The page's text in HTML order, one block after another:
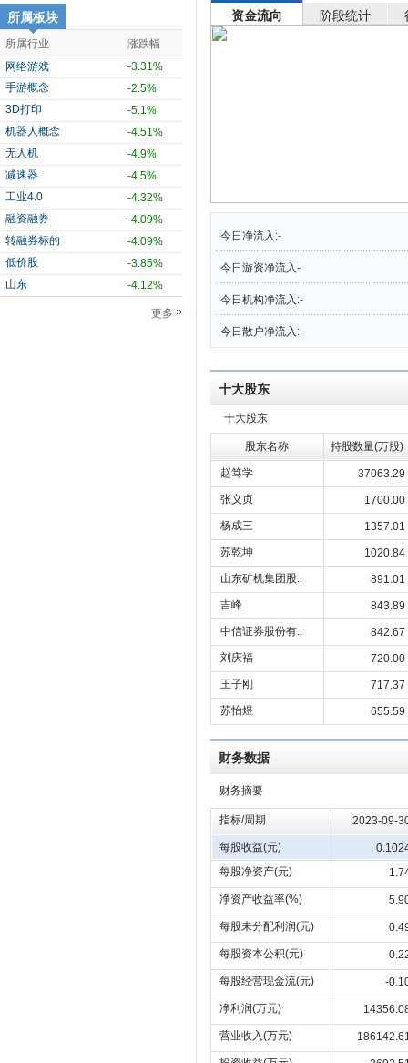
所属板块
所属行业
涨跌幅
网络游戏
-3.31%
手游概念
-2.5%
3D打印
-5.1%
机器人概念
-4.51%
无人机
-4.9%
减速器
-4.5%
工业4.0
-4.32%
融资融券
-4.09%
转融券标的
-4.09%
低价股
-3.85%
山东
-4.12%
更多
资金流向 阶段统计
今日净流入:-
今日游资净流入-
今日机构净流入:-
今日散户净流入:-
十大股东
十大股东
股东名称 持股数量(万股)
赵笃学
37063.29
张义贞
1700.00
杨成三
1357.01
苏乾坤
1020.84
山东矿机集团股..
891.01
吉峰
843.89
中信证券股份有..
842.67
刘庆福
720.00
王子刚
717.37
苏怡煜
655.59
财务数据
财务摘要
指标/周期 2023-09-
每股收益(元)
每股净资产(元)
净资产收益率(%)
每股未分配利润(元)
每股资本公积(元)
每股经营现金流(元) -
净利润(万元)
营业收入(万元)